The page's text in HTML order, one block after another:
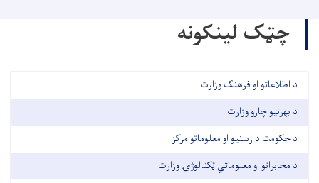
چټک لینکونه
د اطلاعاتو او فرهنګ وزارت
د بهرنیو چارو وزارت
د حکومت د رسنیو او معلوماتو مرکز
د مخابراتو او معلوماتي ټکنالوژۍ وزارت